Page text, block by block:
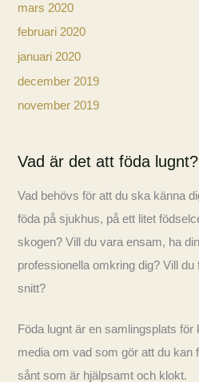
mars 2020
februari 2020
januari 2020
december 2019
november 2019
Vad är det att föda lugnt?
Vad behövs för att du ska känna
föda på sjukhus, på ett litet
skogen? Vill du vara ensam, ha
professionella omkring dig? Vill du
snitt?
Föda lugnt är en samlingsplats
media om vad som gör att du kan
sånt som är hjälpsamt och klokt.